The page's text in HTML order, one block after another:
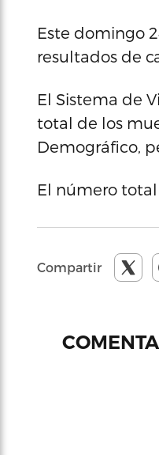
Este domingo
resultados de
El Sistema de
total de los
Demográfico,
El número total
Compartir